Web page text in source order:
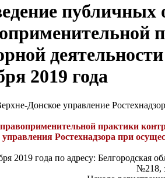
публичных
2019 года
Донское управление
практики
управления Ростехнадзора при
2019 года по адресу: Белгородская
№218,